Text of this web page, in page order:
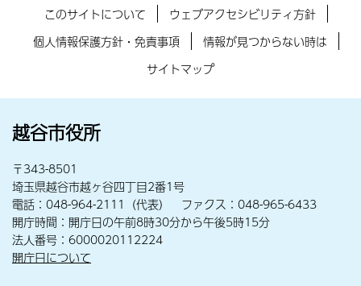
このサイトについて
ウェブアクセシビリティ方針
個人情報保護方針・免責事項
情報が見つからない時は
サイトマップ
越谷市役所
〒343-8501
埼玉県越谷市越ヶ谷四丁目2番1号
電話：048-964-2111（代表） ファクス：048-965-6433
開庁時間：開庁日の午前8時30分から午後5時15分
法人番号：6000020112224
開庁日について